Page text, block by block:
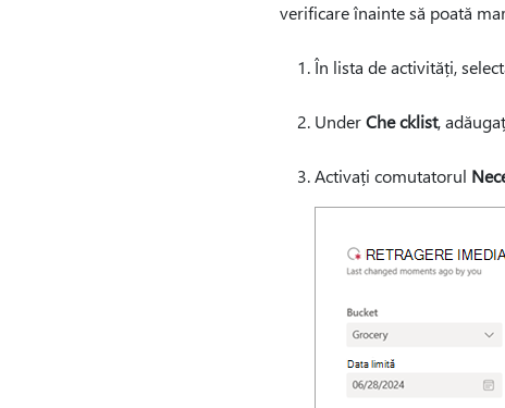
verificare înainte să poată
În lista de activități,
UnderChe cklist,
Activați comutatorul